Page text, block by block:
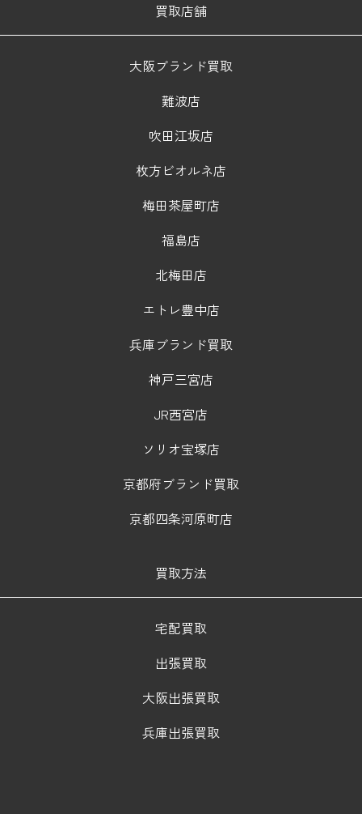
買取店舗
大阪ブランド買取
難波店
吹田江坂店
枚方ビオルネ店
梅田茶屋町店
福島店
北梅田店
エトレ豊中店
兵庫ブランド買取
神戸三宮店
JR西宮店
ソリオ宝塚店
京都府ブランド買取
京都四条河原町店
買取方法
宅配買取
出張買取
大阪出張買取
兵庫出張買取